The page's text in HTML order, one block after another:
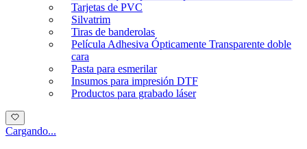
Tarjetas de PVC
Silvatrim
Tiras de banderolas
Película Adhesiva Ópticamente Transparente doble
cara
Pasta para esmerilar
Insumos para impresión DTF
Productos para grabado láser
Cargando...